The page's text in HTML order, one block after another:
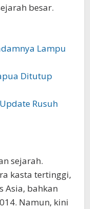
besar.
Lampu
Ditutup
Rusuh
sejarah.
kasta tertinggi,
Asia, bahkan
Namun, kini